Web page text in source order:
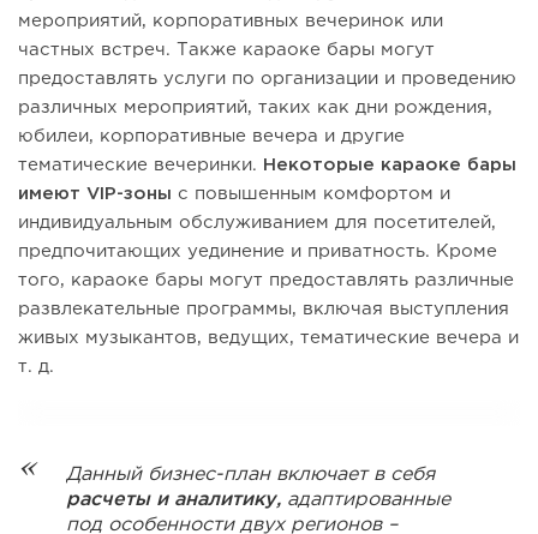
мероприятий, корпоративных вечеринок или
частных встреч. Также караоке бары могут
предоставлять услуги по организации и проведению
различных мероприятий, таких как дни рождения,
юбилеи, корпоративные вечера и другие
тематические вечеринки.
Некоторые караоке бары
имеют VIP-зоны с повышенным комфортом и
индивидуальным обслуживанием для посетителей,
предпочитающих уединение и приватность. Кроме
того, караоке бары могут предоставлять различные
развлекательные программы, включая выступления
живых музыкантов, ведущих, тематические вечера и
т. д.
Данный бизнес-план включает в себя
расчеты и аналитику, адаптированные
под особенности двух регионов –